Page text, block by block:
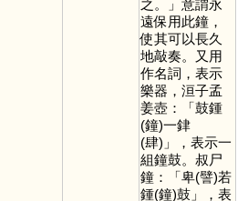
之。」意謂永
遠保用此鐘，
使其可以長久
地敲奏。又用
作名詞，表示
樂器，洹子孟
姜壺：「鼓鍾
(鐘)一銉
(肆)」，表示一
組鐘鼓。叔尸
鐘：「卑(譬)若
鍾(鐘)鼓」，表